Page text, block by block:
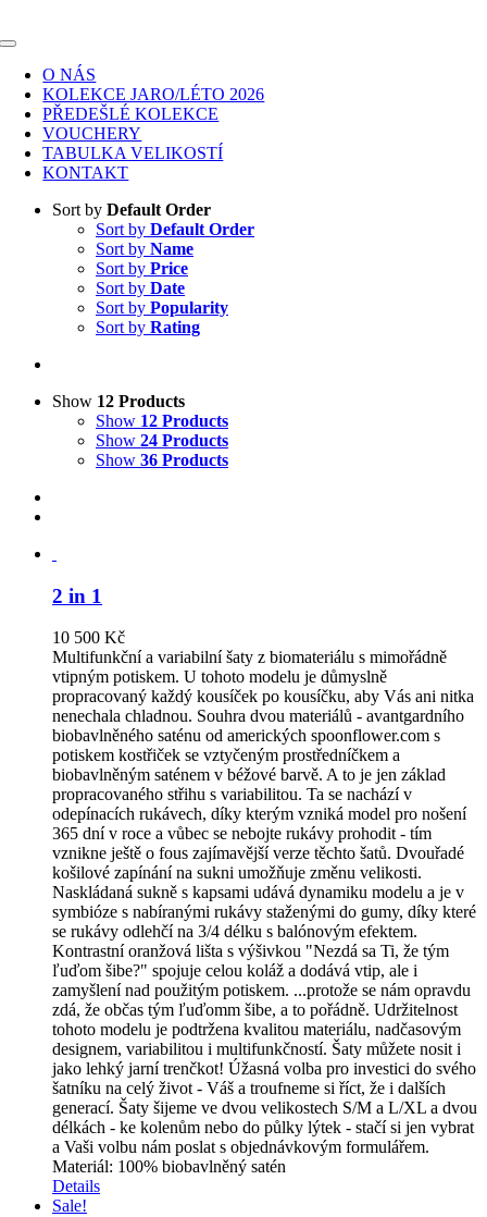
to
Toggle
Navigation
O NÁS
KOLEKCE JARO/LÉTO 2026
PŘEDEŠLÉ KOLEKCE
VOUCHERY
TABULKA VELIKOSTÍ
KONTAKT
Sort by Default Order
Sort by Default Order
Sort by Name
Sort by Price
Sort by Date
Sort by Popularity
Sort by Rating
Show 12 Products
Show 12 Products
Show 24 Products
Show 36 Products
2 in 1
10 500 Kč
Multifunkční a variabilní šaty z biomateriálu s mimořádně
vtipným potiskem. U tohoto modelu je důmyslně
propracovaný každý kousíček po kousíčku, aby Vás ani nitka
nenechala chladnou. Souhra dvou materiálů - avantgardního
biobavlněného saténu od amerických spoonflower.com s
potiskem kostřiček se vztyčeným prostředníčkem a
biobavlněným saténem v béžové barvě. A to je jen základ
propracovaného střihu s variabilitou. Ta se nachází v
odepínacích rukávech, díky kterým vzniká model pro nošení
365 dní v roce a vůbec se nebojte rukávy prohodit - tím
vznikne ještě o fous zajímavější verze těchto šatů. Dvouřadé
košilové zapínání na sukni umožňuje změnu velikosti.
Naskládaná sukně s kapsami udává dynamiku modelu a je v
symbióze s nabíranými rukávy staženými do gumy, díky které
se rukávy odlehčí na 3/4 délku s balónovým efektem.
Kontrastní oranžová lišta s výšivkou "Nezdá sa Ti, že tým
ľuďom šibe?" spojuje celou koláž a dodává vtip, ale i
zamyšlení nad použitým potiskem. ...protože se nám opravdu
zdá, že občas tým ľuďomm šibe, a to pořádně. Udržitelnost
tohoto modelu je podtržena kvalitou materiálu, nadčasovým
designem, variabilitou i multifunkčností. Šaty můžete nosit i
jako lehký jarní trenčkot! Úžasná volba pro investici do svého
šatníku na celý život - Váš a troufneme si říct, že i dalších
generací. Šaty šijeme ve dvou velikostech S/M a L/XL a dvou
délkách - ke kolenům nebo do půlky lýtek - stačí si jen vybrat
a Vaši volbu nám poslat s objednávkovým formulářem.
Materiál: 100% biobavlněný satén
Details
Sale!